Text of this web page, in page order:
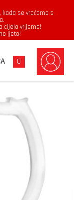
kada se vraćamo s
cijelo vrijeme!
ljeto!
0
ĆE JOSIP PIVE POPIT